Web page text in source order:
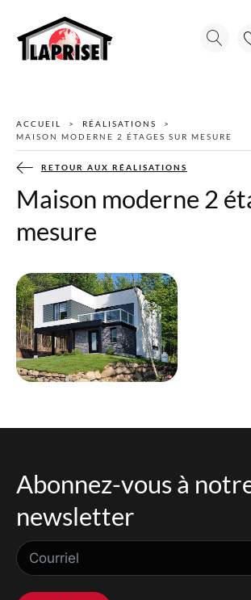
ACCUEIL
RÉALISATIONS
MAISON MODERNE 2 ÉTAGES SUR MESURE
RETOUR AUX RÉALISATIONS
Maison moderne 2
mesure
Abonnez-vous à
newsletter